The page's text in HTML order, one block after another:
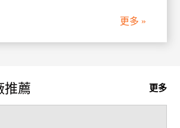
更多 »
更多
推薦